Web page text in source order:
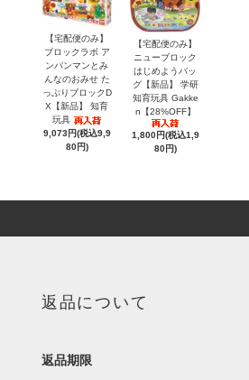
【宅配便のみ】
ブロックラボ ア
ンパンマンとみ
んなのおみせ た
っぷりブロックD
X【新品】 知育
玩具
9,073円(税込9,9
80円)
【宅配便のみ】
ニューブロック
はじめようバッ
グ【新品】 学研
知育玩具 Gakke
n【28%OFF】
1,800円(税込1,9
80円)
返品について
返品期限